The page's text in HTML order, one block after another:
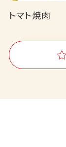
トマト焼肉